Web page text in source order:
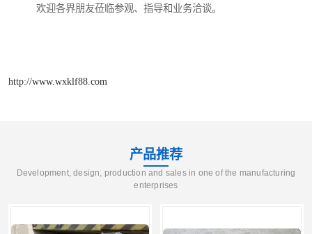
欢迎各界朋友莅临参观、指导和业务洽谈。
http://www.wxklf88.com
产品推荐
Development, design, production and sales in one of the manufacturing
enterprises